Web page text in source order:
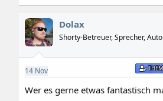
Dolax
Shorty-Betreuer, Sprecher,
14 Nov
Wer es gerne etwas fantastisch